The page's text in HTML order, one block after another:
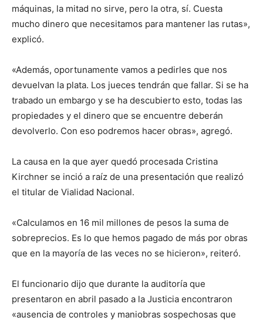
máquinas, la mitad no sirve, pero la otra, sí. Cuesta
mucho dinero que necesitamos para mantener las rutas»,
explicó.
«Además, oportunamente vamos a pedirles que nos
devuelvan la plata. Los jueces tendrán que fallar. Si se ha
trabado un embargo y se ha descubierto esto, todas las
propiedades y el dinero que se encuentre deberán
devolverlo. Con eso podremos hacer obras», agregó.
La causa en la que ayer quedó procesada Cristina
Kirchner se inció a raíz de una presentación que realizó
el titular de Vialidad Nacional.
«Calculamos en 16 mil millones de pesos la suma de
sobreprecios. Es lo que hemos pagado de más por obras
que en la mayoría de las veces no se hicieron», reiteró.
El funcionario dijo que durante la auditoría que
presentaron en abril pasado a la Justicia encontraron
«ausencia de controles y maniobras sospechosas que